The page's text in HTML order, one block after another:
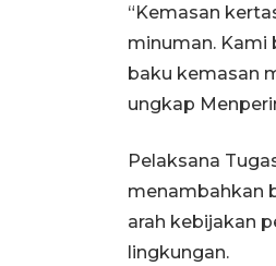
“Kemasan
minuman.
baku kemasan
ungkap
Pelaksana
menambahkan
arah kebijakan
lingkungan.